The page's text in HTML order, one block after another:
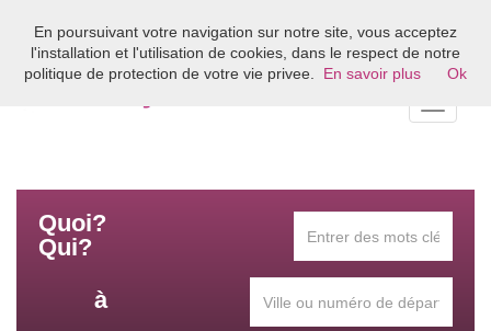
Bienvenue sur l'annuaire du coaching en France
Quoi?
Qui?
à
En poursuivant votre navigation sur notre site, vous acceptez
l'installation et l'utilisation de cookies, dans le respect de notre
politique de protection de votre vie privee.
En savoir plus Ok